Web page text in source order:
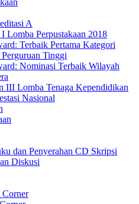
A
I Lomba Perpustakaan 2018
Terbaik Pertama Kategori
Perguruan Tinggi
Nominasi Terbaik Wilayah
III Lomba Tenaga Kependidikan
Nasional
dan Penyerahan CD Skripsi
Diskusi
Corner